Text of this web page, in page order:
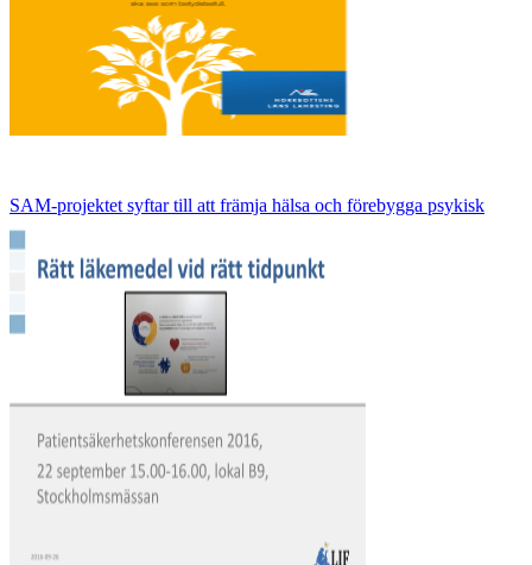
SAM-projektet syftar till att främja hälsa och förebygga psykisk